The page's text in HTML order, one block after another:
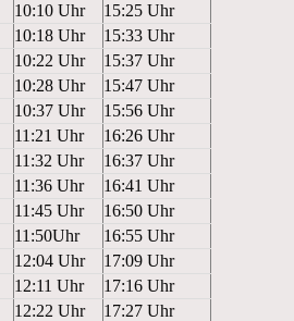
10:10 Uhr
15:25 Uhr
10:18 Uhr
15:33 Uhr
10:22 Uhr
15:37 Uhr
10:28 Uhr
15:47 Uhr
10:37 Uhr
15:56 Uhr
11:21 Uhr
16:26 Uhr
11:32 Uhr
16:37 Uhr
11:36 Uhr
16:41 Uhr
11:45 Uhr
16:50 Uhr
11:50Uhr
16:55 Uhr
12:04 Uhr
17:09 Uhr
12:11 Uhr
17:16 Uhr
12:22 Uhr 17:27 Uhr